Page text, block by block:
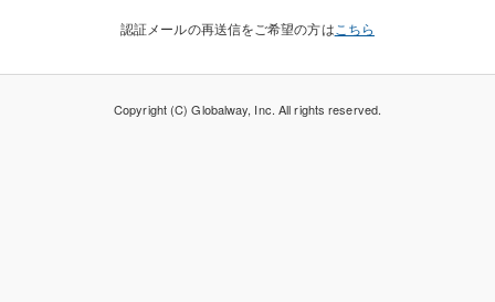
認証メールの再送信をご希望の方は こちら
Copyright (C) Globalway, Inc. All rights reserved.